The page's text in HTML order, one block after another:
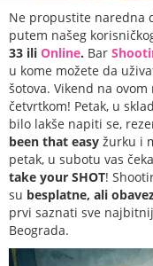
Ne propustite naredna
putem našeg
33 ili Online. Bar
u kome možete da
šotova. Vikend na
četvrtkom! Petak, u
bilo lakše napiti se,
been that easy žurku i
petak, u subotu vas
take your SHOT!
su besplatne, ali
prvi saznati sve
Beograda.